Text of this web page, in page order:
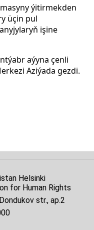
ýitirmekden
üçin pul
işine
aýyna çenli
Aziýada gezdi.
Helsinki
for Human Rights
str., ap.2